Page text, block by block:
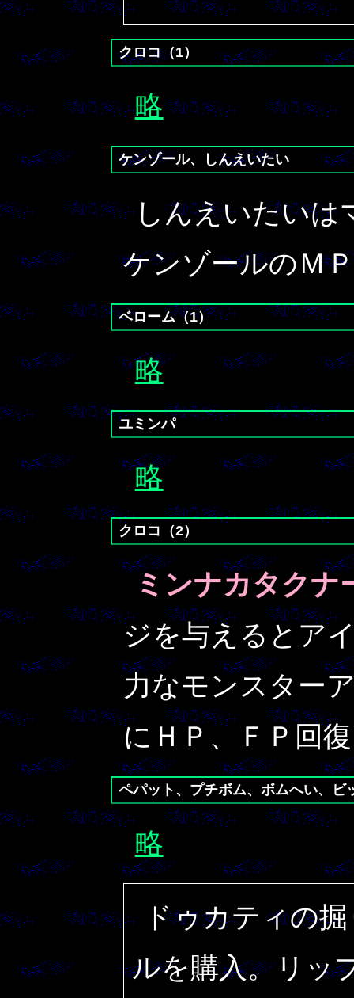
クロコ（1）
略
ケンゾール、しんえいたい
しんえいたいは
ケンゾールのＭ
ベローム（1）
略
ユミンパ
略
クロコ（2）
ミンナカタクナ
ジを与えるとア
力なモンスター
にＨＰ、ＦＰ回
ペパット、プチボム、ボムへい、ビ
略
ドゥカティの
ルを購入。リッ